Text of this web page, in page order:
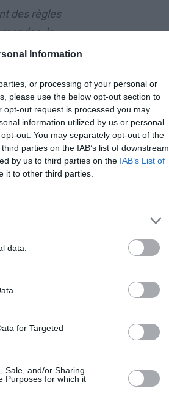
Information
or processing of your personal or
please use the below opt-out section to
out request is processed you may
information utilized by us or personal
out. You may separately opt-out of the
parties on the IAB’s list of downstream
by us to third parties on the IAB’s List of
it to other third parties.
data.
for Targeted
Sale, and/or Sharing
Purposes for which it
des règles
la
la vignette
les
décembre,
pour
d’ici mai.
a des
tous les
toute
ou expire le